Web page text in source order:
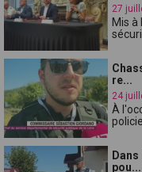
27
Mis à
re...
24
À
pou...